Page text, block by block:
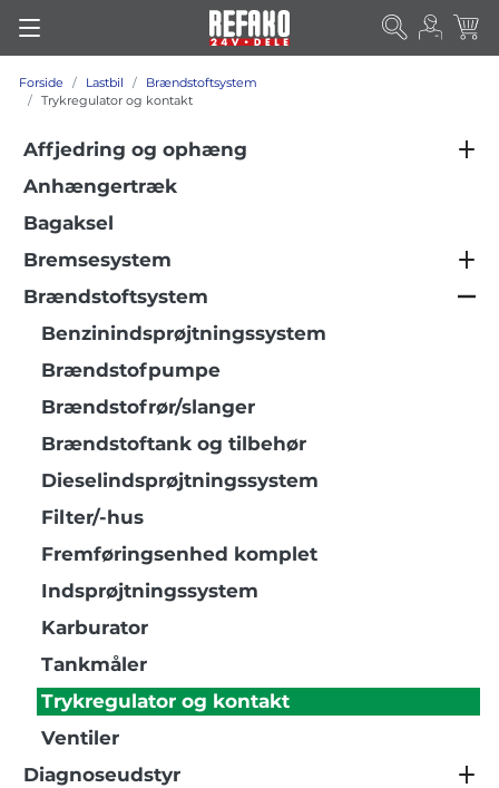
Forside Lastbil
Brændstoftsystem
Trykregulator og kontakt
Affjedring og ophæng
Anhængertræk
Bagaksel
Bremsesystem
Brændstoftsystem
Benzinindsprøjtningssystem
Brændstofpumpe
Brændstofrør/slanger
Brændstoftank og tilbehør
Dieselindsprøjtningssystem
Filter/-hus
Fremføringsenhed komplet
Indsprøjtningssystem
Karburator
Tankmåler
Trykregulator og kontakt
Ventiler
Diagnoseudstyr